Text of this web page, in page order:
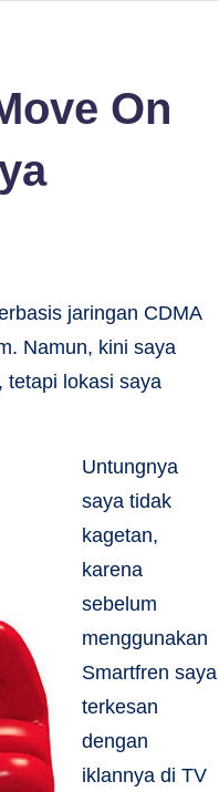
On
jaringan CDMA
Namun, kini saya
tetapi lokasi saya
Untungnya
saya tidak
kagetan,
karena
sebelum
menggunakan
Smartfren saya
terkesan
dengan
iklannya di TV